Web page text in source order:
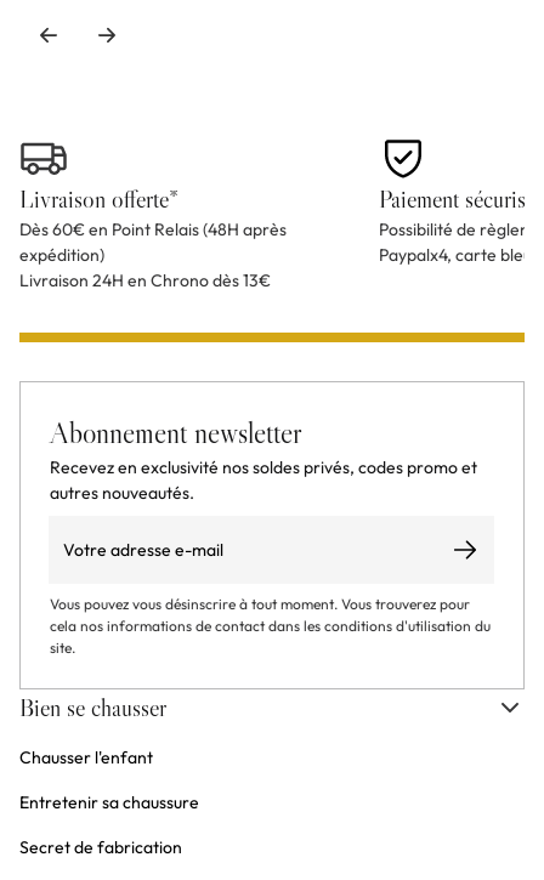
Livraison offerte*
Dès 60€ en Point Relais (48H après
expédition)
Livraison 24H en Chrono dès 13€
Paiement sécurisé
Possibilité de
Paypalx4, carte
Abonnement newsletter
Recevez en exclusivité nos soldes privés, codes promo et
autres nouveautés.
S’abonner
Vous pouvez vous désinscrire à tout moment. Vous trouverez pour
cela nos informations de contact dans les conditions d'utilisation du
site.
Bien se chausser
Chausser l'enfant
Entretenir sa chaussure
Secret de fabrication